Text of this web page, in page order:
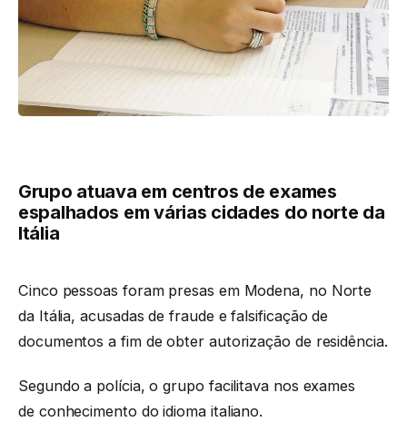
Grupo atuava em centros de exames
espalhados em várias cidades do norte da
Itália
Cinco pessoas foram presas em Modena, no Norte
da Itália, acusadas de fraude e falsificação de
documentos a fim de obter autorização de residência.
Segundo a polícia, o grupo facilitava nos exames
de conhecimento do idioma italiano.